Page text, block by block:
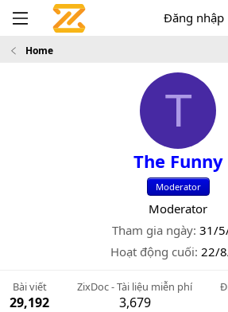
Đăng nhập
Home
T
The Funny
Moderator
Moderator
Tham gia ngày 31/
Hoạt động cuối 22/
Bài viết
29,192
ZixDoc - Tài liệu miễn phí
3,679